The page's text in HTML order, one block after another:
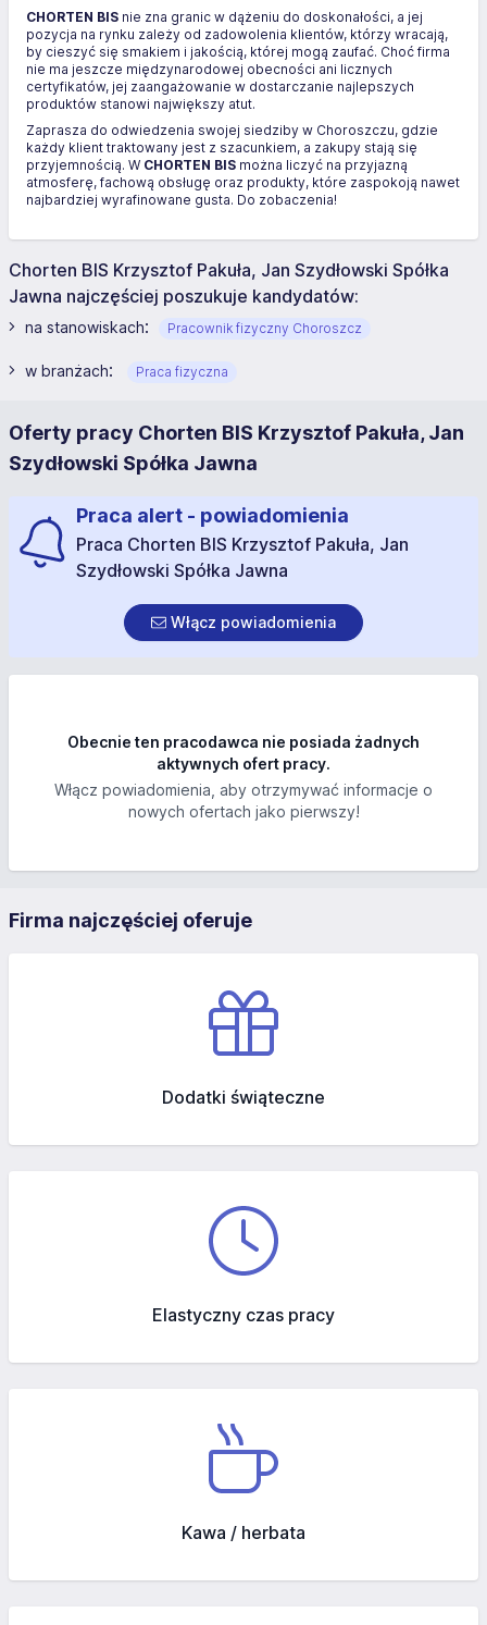
CHORTEN BIS nie zna granic w dążeniu do doskonałości, a jej
pozycja na rynku zależy od zadowolenia klientów, którzy wracają,
by cieszyć się smakiem i jakością, której mogą zaufać. Choć firma
nie ma jeszcze międzynarodowej obecności ani licznych
certyfikatów, jej zaangażowanie w dostarczanie najlepszych
produktów stanowi największy atut.
Zaprasza do odwiedzenia swojej siedziby w Choroszczu, gdzie
każdy klient traktowany jest z szacunkiem, a zakupy stają się
przyjemnością. W CHORTEN BIS można liczyć na przyjazną
atmosferę, fachową obsługę oraz produkty, które zaspokoją nawet
najbardziej wyrafinowane gusta. Do zobaczenia!
Chorten BIS Krzysztof Pakuła, Jan Szydłowski Spółka
Jawna najczęściej poszukuje kandydatów:
na stanowiskach: Pracownik fizyczny Choroszcz
w branżach: Praca fizyczna
Oferty pracy Chorten BIS Krzysztof Pakuła, Jan
Szydłowski Spółka Jawna
Praca alert - powiadomienia
Praca Chorten BIS Krzysztof Pakuła, Jan
Szydłowski Spółka Jawna
Włącz powiadomienia
Obecnie ten pracodawca nie posiada żadnych
aktywnych ofert pracy.
Włącz powiadomienia, aby otrzymywać informacje o
nowych ofertach jako pierwszy!
Firma najczęściej oferuje
Dodatki świąteczne
Elastyczny czas pracy
Kawa / herbata